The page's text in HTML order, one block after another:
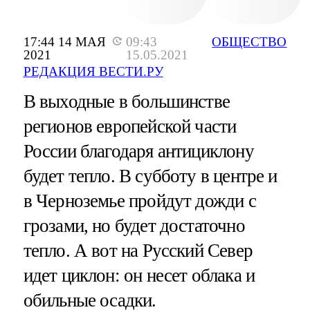
17:44 14 МАЯ
2021
09:43
15.05.2021
РЕДАКЦИЯ ВЕСТИ.РУ
ОБЩЕСТВО
В выходные в большинстве
регионов европейской части
России благодаря антициклону
будет тепло. В субботу в центре и
в Черноземье пройдут дожди с
грозами, но будет достаточно
тепло. А вот на Русский Север
идет циклон: он несет облака и
обильные осадки.